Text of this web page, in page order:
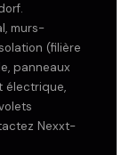
murs-
(filière
panneaux
électrique,
Nexxt-